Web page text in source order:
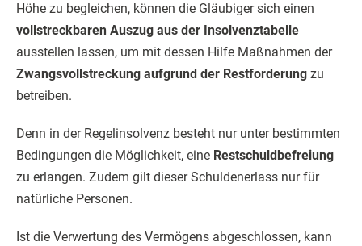
Höhe zu begleichen, können die Gläubiger sich einen
vollstreckbaren Auszug aus der Insolvenztabelle
ausstellen lassen, um mit dessen Hilfe Maßnahmen der
Zwangsvollstreckung aufgrund der Restforderung zu
betreiben.
Denn in der Regelinsolvenz besteht nur unter bestimmten
Bedingungen die Möglichkeit, eine Restschuldbefreiung
zu erlangen. Zudem gilt dieser Schuldenerlass nur für
natürliche Personen.
Ist die Verwertung des Vermögens abgeschlossen, kann